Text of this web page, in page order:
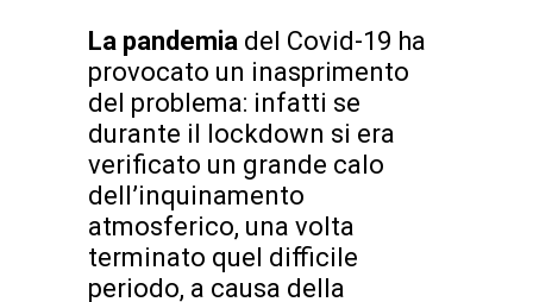
La pandemia del Covid-19 ha
provocato un inasprimento
del problema: infatti se
durante il lockdown si era
verificato un grande calo
dell’inquinamento
atmosferico, una volta
terminato quel difficile
periodo, a causa della